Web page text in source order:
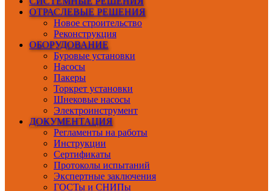
ОТРАСЛЕВЫЕ РЕШЕНИЯ
Новое строительство
Реконструкция
ОБОРУДОВАНИЕ
Буровые установки
Насосы
Пакеры
Торкрет установки
Шнековые насосы
Электроинструмент
ДОКУМЕНТАЦИЯ
Регламенты на работы
Инструкции
Сертификаты
Протоколы испытаний
Экспертные заключения
ГОСТы и СНИПы